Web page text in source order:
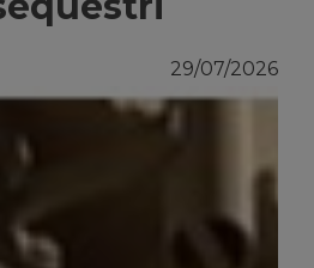
29/07/2026